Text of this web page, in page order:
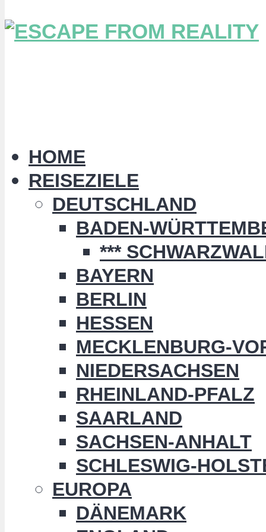
HOME
REISEZIELE
DEUTSCHLAND
BADEN-
***
BAYERN
BERLIN
HESSEN
MECKLENBURG-
NIEDERSACHSEN
RHEINLAND-PFALZ
SAARLAND
SACHSEN-ANHALT
SCHLESWIG-
EUROPA
DÄNEMARK